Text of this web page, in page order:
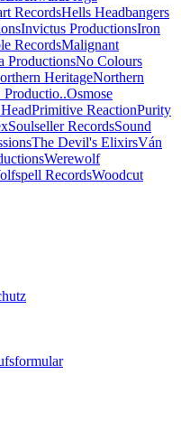
RecordsHells Headbangers
Invictus ProductionsIron
RecordsMalignant
ProductionsNo Colours
HeritageNorthern
Osmose
Primitive ReactionPurity
Soulseller RecordsSound
The Devil's ElixirsVán
Werewolf
RecordsWoodcut